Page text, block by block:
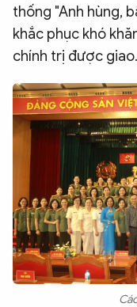
thống "Anh hùng,
khắc phục khó
chính trị được giao.